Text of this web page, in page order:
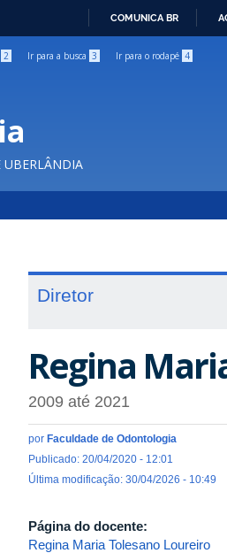
COMUNICA BR
2 Ir para a busca 3 Ir para o rodapé 4
UBERLÂNDIA
Diretor
Regina
2009 até 2021
por Faculdade de Odontologia
Publicado: 20/04/2020 - 12:01
Última modificação: 30/04/2026 - 10:49
Página do docente:
Regina Maria Tolesano Loureiro